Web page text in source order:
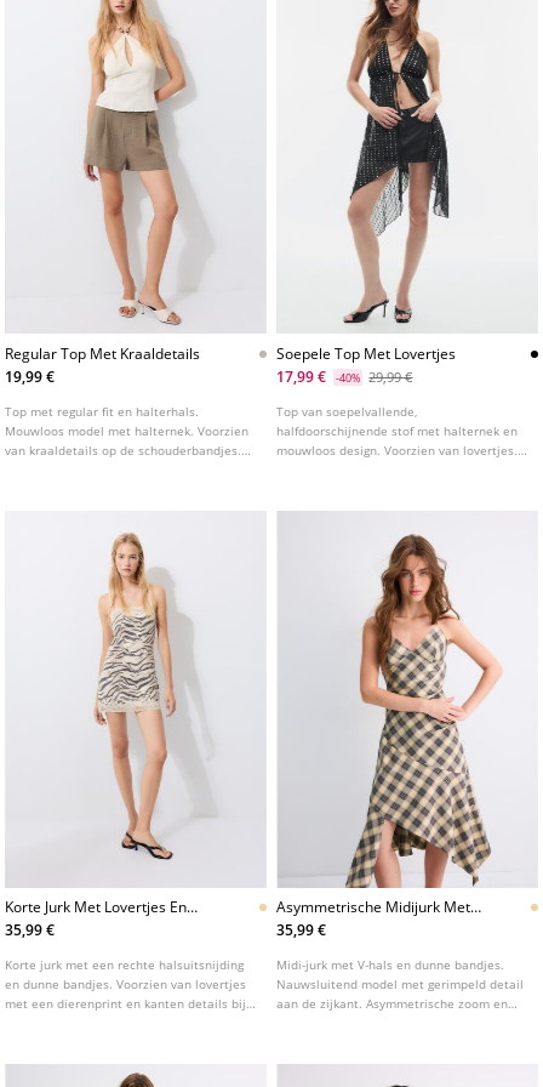
Regular Top Met Kraaldetails
19,99 €
Top met regular fit en halterhals.
Mouwloos model met halternek. Voorzien
van kraaldetails op de schouderbandjes.
Soepele Top Met Lovertjes
17,99 €
-40% 29,99 €
Top van soepelvallende,
halfdoorschijnende stof met halternek en
mouwloos design. Voorzien van lovertjes.
Korte Jurk Met Lovertjes En
Dierenprint
35,99 €
Korte jurk met een rechte halsuitsnijding
en dunne bandjes. Voorzien van lovertjes
met een dierenprint en kanten details bij
Asymmetrische Midijurk Met
Ruiten
35,99 €
Midi-jurk met V-hals en dunne bandjes.
Nauwsluitend model met gerimpeld detail
aan de zijkant. Asymmetrische zoom en